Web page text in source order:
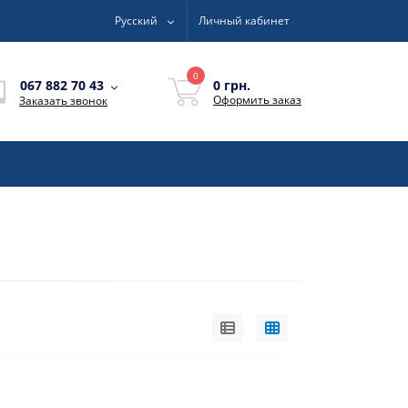
Русский Личный кабинет
067 882 70 43
Заказать звонок
0
0 грн.
Оформить заказ